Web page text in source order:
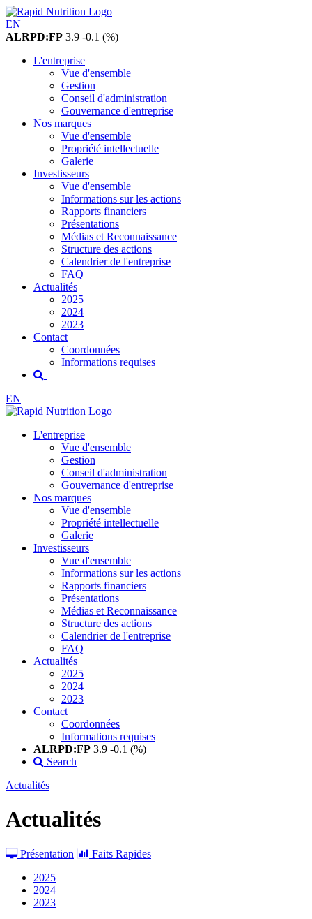
EN
ALRPD:FP 3.9 -0.1 (%)
L'entreprise
Vue d'ensemble
Gestion
Conseil d'administration
Gouvernance d'entreprise
Nos marques
Vue d'ensemble
Propriété intellectuelle
Galerie
Investisseurs
Vue d'ensemble
Informations sur les actions
Rapports financiers
Présentations
Médias et Reconnaissance
Structure des actions
Calendrier de l'entreprise
FAQ
Actualités
2025
2024
2023
Contact
Coordonnées
Informations requises
EN
L'entreprise
Vue d'ensemble
Gestion
Conseil d'administration
Gouvernance d'entreprise
Nos marques
Vue d'ensemble
Propriété intellectuelle
Galerie
Investisseurs
Vue d'ensemble
Informations sur les actions
Rapports financiers
Présentations
Médias et Reconnaissance
Structure des actions
Calendrier de l'entreprise
FAQ
Actualités
2025
2024
2023
Contact
Coordonnées
Informations requises
ALRPD:FP 3.9 -0.1 (%)
Search
Actualités
Actualités
Présentation
Faits Rapides
2025
2024
2023